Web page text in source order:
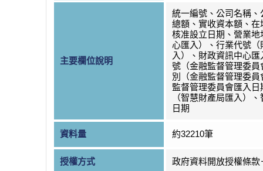
主要欄位說明
統一編號、公司名稱、
總額、實收資本額、在
核准設立日期、營業地
心匯入）、行業代號（
入）、財政資訊中心
號（金融監督管理委員
別（金融監督管理委
監督管理委員會匯入日
（智慧財產局匯入）
日期
資料量 約32210筆
授權方式 政府資料開放授權條款